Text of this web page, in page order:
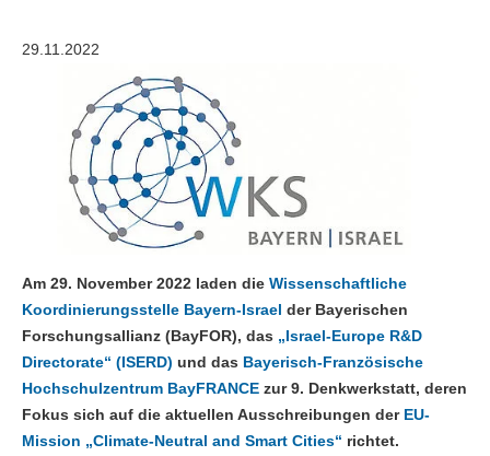
29.11.2022
Am 29. November 2022 laden die Wissenschaftliche
Koordinierungsstelle Bayern-Israel der Bayerischen
Forschungsallianz (BayFOR), das „Israel-Europe R&D
Directorate“ (ISERD) und das Bayerisch-Französische
Hochschulzentrum BayFRANCE zur 9. Denkwerkstatt, deren
Fokus sich auf die aktuellen Ausschreibungen der EU-
Mission „Climate-Neutral and Smart Cities“ richtet.